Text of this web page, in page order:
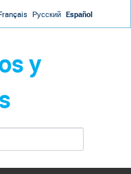
Русский Español
y